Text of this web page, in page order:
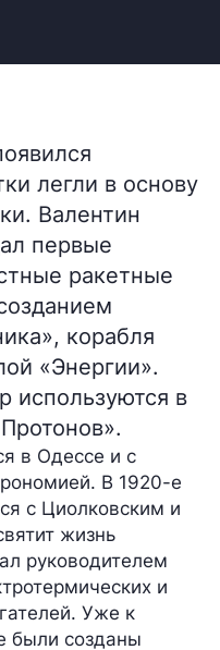
легли в основу
Валентин
первые
ракетные
корабля
«Энергии».
используются в
в Одессе и с
В 1920-е
с Циолковским и
жизнь
руководителем
и
Уже к
были созданы